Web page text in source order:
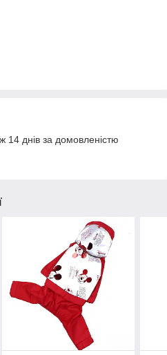
14 днів за домовленістю